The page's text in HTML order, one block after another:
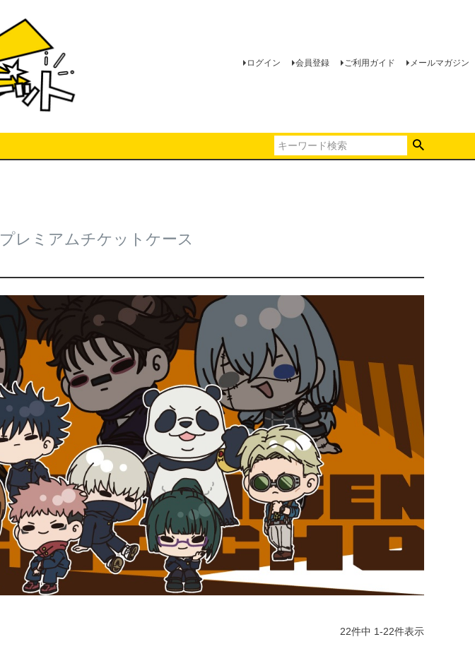
ログイン 会員登録 ご利用ガイド メールマガジン
プレミアムチケットケース
22件中 1-22件表示